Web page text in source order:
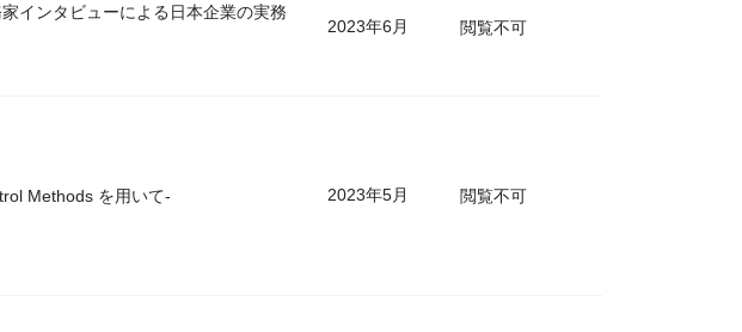
インタビューによる日本企業の実務
2023年6月 閲覧不可
Methods を用いて- 2023年5月 閲覧不可